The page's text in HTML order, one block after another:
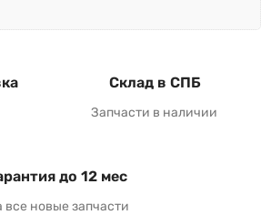
Склад в СПБ
Запчасти в наличии
до 12 мес
все новые запчасти